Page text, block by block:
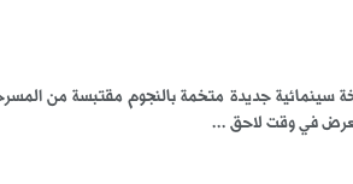
سينمائية جديدة متخمة بالنجوم مقتبسة من
في وقت لاحق ...